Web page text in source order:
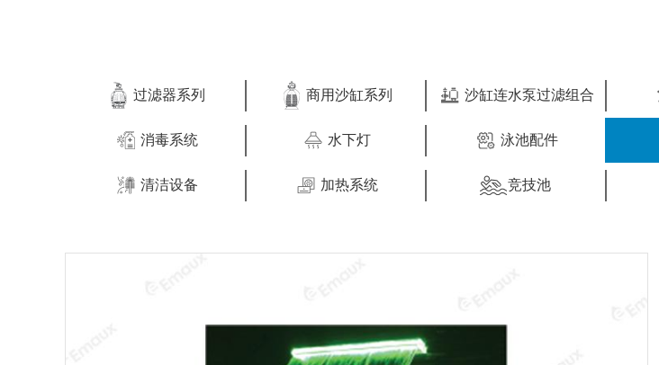
过滤器系列 商用沙缸系列 沙缸连水泵过滤组合
消毒系统 水下灯 泳池配件
清洁设备 加热系统 竞技池